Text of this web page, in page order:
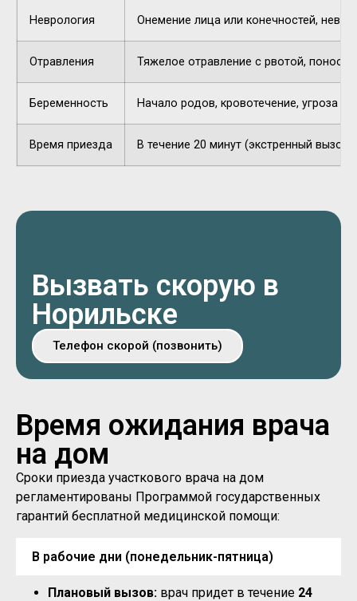
Неврология Онемение лица или конечностей,
Отравления Тяжелое отравление с рвотой,
Беременность Начало родов, кровотечение, угроза
Время приезда В течение 20 минут (экстренный вызов).
Вызвать скорую в
Норильске
Телефон скорой (позвонить)
Время ожидания врача
на дом
Сроки приезда участкового врача на дом
регламентированы Программой государственных
гарантий бесплатной медицинской помощи:
В рабочие дни (понедельник-пятница)
Плановый вызов: врач придет в течение 24